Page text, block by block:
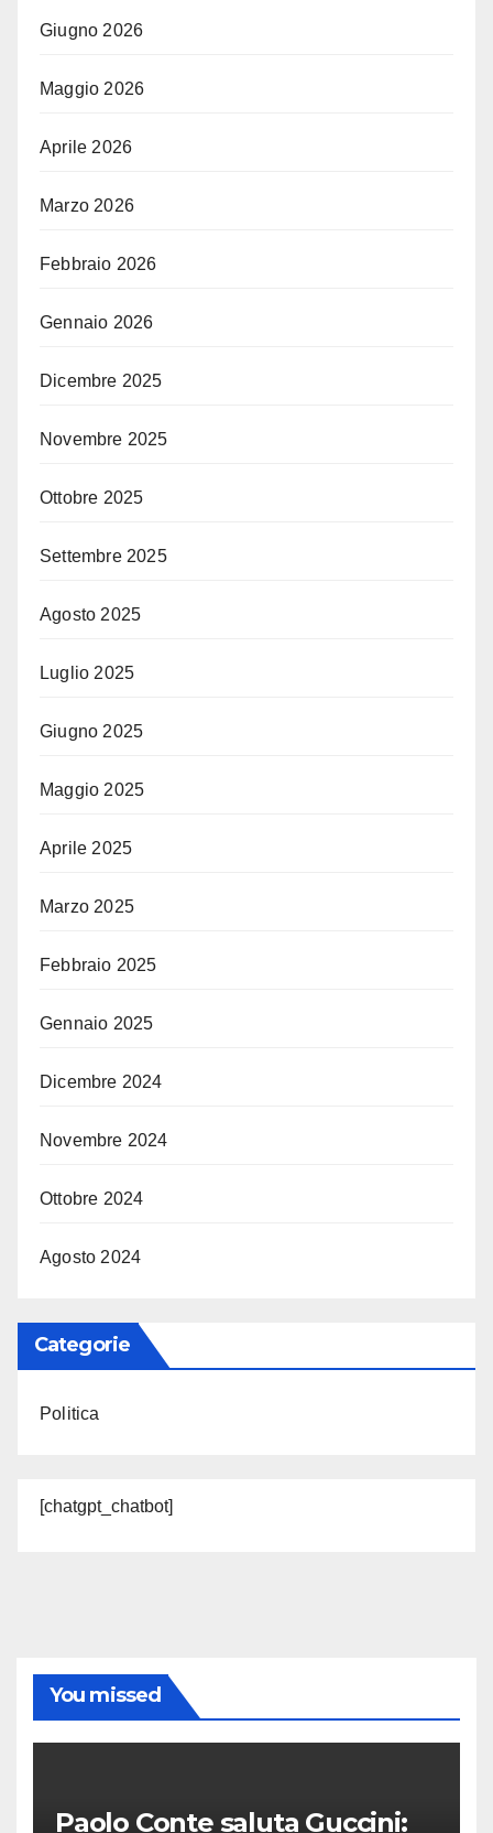
Giugno 2026
Maggio 2026
Aprile 2026
Marzo 2026
Febbraio 2026
Gennaio 2026
Dicembre 2025
Novembre 2025
Ottobre 2025
Settembre 2025
Agosto 2025
Luglio 2025
Giugno 2025
Maggio 2025
Aprile 2025
Marzo 2025
Febbraio 2025
Gennaio 2025
Dicembre 2024
Novembre 2024
Ottobre 2024
Agosto 2024
Categorie
Politica
[chatgpt_chatbot]
You missed
Paolo Conte saluta Guccini: